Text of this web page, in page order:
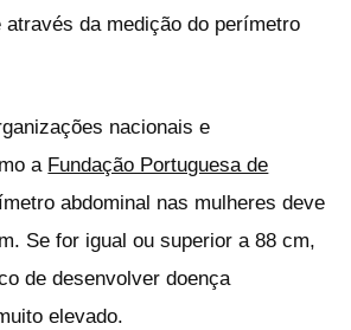
da medição do perímetro
nacionais e
a Fundação Portuguesa de
abdominal nas mulheres deve
Se for igual ou superior a 88 cm,
de desenvolver doença
elevado.